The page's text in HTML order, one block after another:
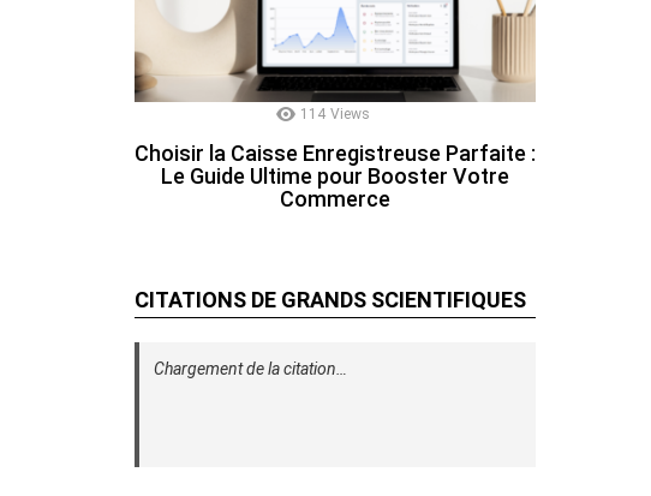
114 Views
Choisir la Caisse Enregistreuse Parfaite :
Le Guide Ultime pour Booster Votre
Commerce
CITATIONS DE GRANDS SCIENTIFIQUES
Chargement de la citation…